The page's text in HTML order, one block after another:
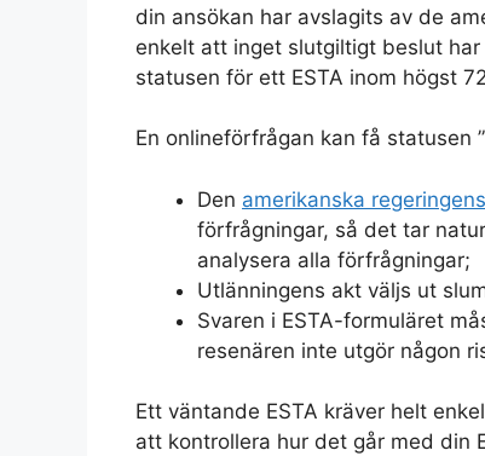
din ansökan har avslagits av de
enkelt att inget slutgiltigt beslut
statusen för ett ESTA inom högst
En onlineförfrågan kan få statusen
Den amerikanska
förfrågningar, så det tar
analysera alla förfrågningar;
Utlänningens akt väljs ut
Svaren i ESTA-formuläret
resenären inte utgör någon
Ett väntande ESTA kräver helt
att kontrollera hur det går med din